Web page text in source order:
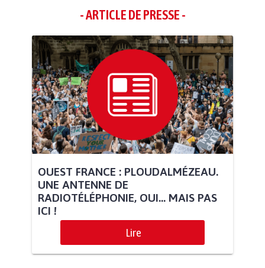
- ARTICLE DE PRESSE -
OUEST FRANCE : PLOUDALMÉZEAU.
UNE ANTENNE DE
RADIOTÉLÉPHONIE, OUI… MAIS PAS
ICI !
Lire